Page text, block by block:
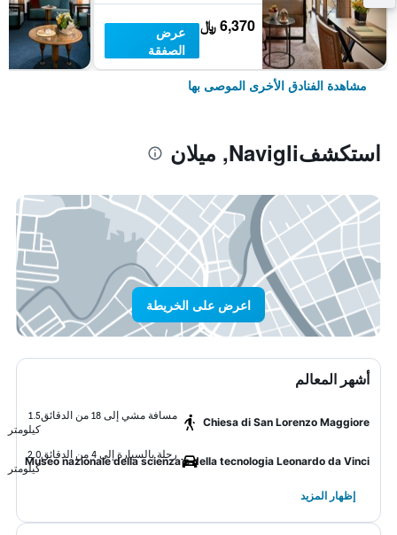
6,370 ﷼
عرض
الصفقة
مشاهدة الفنادق الأخرى الموصى بها
استكشفNavigli, ميلان
اعرض على الخريطة
أشهر المعالم
Chiesa di San Lorenzo Maggiore
مسافة مشي إلى 18 من الدقائق
1.5
كيلومتر
Museo nazionale della scienza e della tecnologia Leonardo da Vinci
رحلة بالسيارة إلى 4 من الدقائق
2.0
كيلومتر
إظهار المزيد